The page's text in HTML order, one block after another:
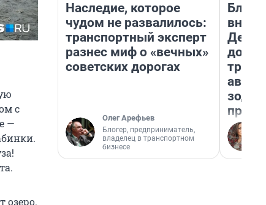
с
—
озеро.
Наследие, которое
чудом не развалилось:
транспортный эксперт
разнес миф о «вечных»
советских дорогах
Олег Арефьев
Блогер, предприниматель,
владелец в транспортном
бизнесе